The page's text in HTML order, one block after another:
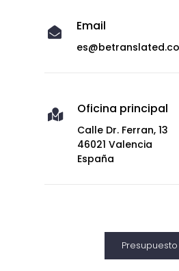
 Email
 Oficina principal
Calle Dr. Ferran, 13
46021 Valencia
España
Presupuesto